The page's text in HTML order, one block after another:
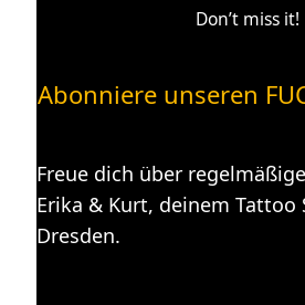
Don’t miss it!
Abonniere unseren
Freue dich über
Erika & Kurt, deinem Tattoo
Dresden.